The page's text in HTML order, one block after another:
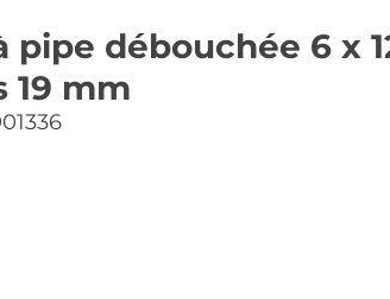
pipe débouchée 6 x
19 mm